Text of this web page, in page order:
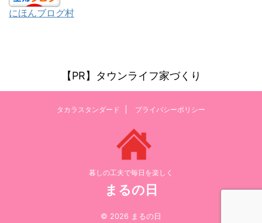
にほんブログ村
【PR】タウンライフ家づくり
タカラスタンダード プライバシーポリシー
暮しの工夫で毎日を楽しく
まるの日
© 2026 まるの日